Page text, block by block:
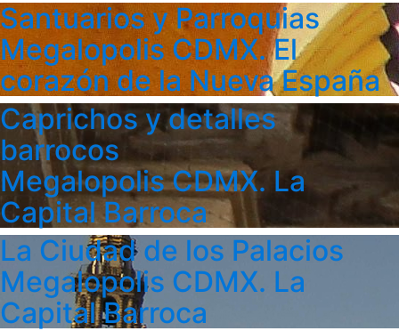
Santuarios y Parroquias
Megalopolis CDMX. El
corazón de la Nueva España
Caprichos y detalles
barrocos
Megalopolis CDMX. La
Capital Barroca
La Ciudad de los Palacios
Megalopolis CDMX. La
Capital Barroca